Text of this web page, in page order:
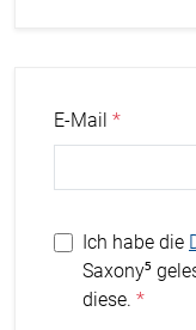
E-Mail
Ich habe die
Saxony⁵
diese.